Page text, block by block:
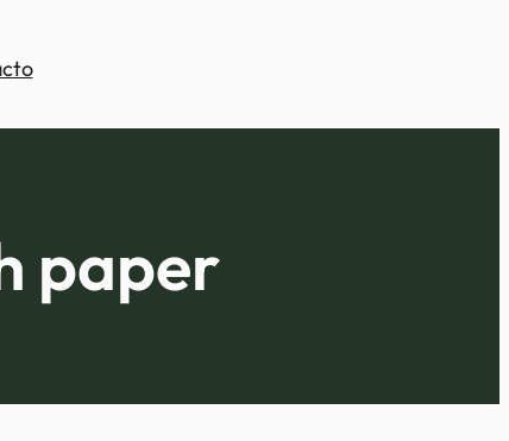
paper